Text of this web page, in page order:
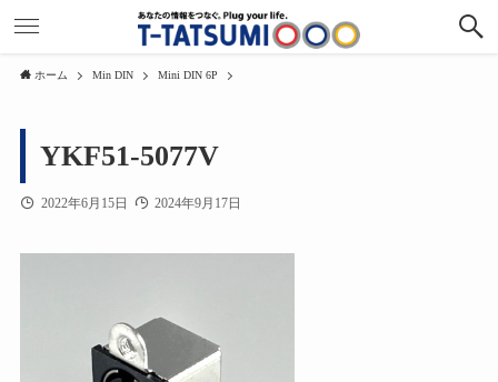
ホーム Min DIN Mini DIN 6P
YKF51-5077V
2022年6月15日 2024年9月17日